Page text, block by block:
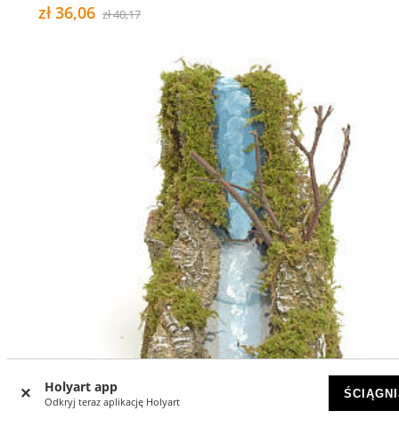
Holyart app
Odkryj teraz aplikację Holyart
zł 36,06 zł 40,17